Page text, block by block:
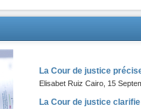
La Cour de justice
Elisabet Ruiz Cairo 15
La Cour de justice